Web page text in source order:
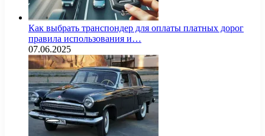
Как выбрать транспондер для оплаты платных дорог
правила использования и…
07.06.2025